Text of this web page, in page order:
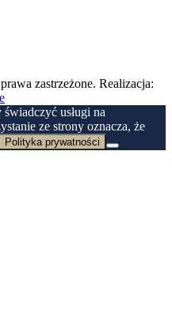
zastrzeżone. Realizacja:
usługi na
ze strony oznacza, że
Polityka prywatności